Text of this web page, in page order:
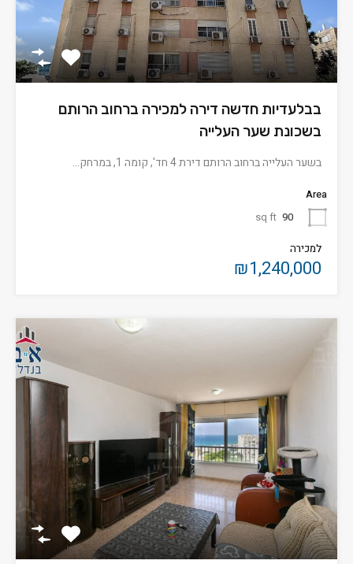
בבלעדיות חדשה דירה למכירה ברחוב הרותם
בשכונת שער העלייה
בשער העלייה ברחוב הרותם דירת 4 חד', קומה 1, במרחק…
Area
90
sq ft
למכירה
₪1,240,000